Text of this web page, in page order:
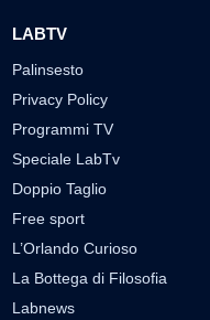
LABTV
Palinsesto
Privacy Policy
Programmi TV
Speciale LabTv
Doppio Taglio
Free sport
L’Orlando Curioso
La Bottega di Filosofia
Labnews